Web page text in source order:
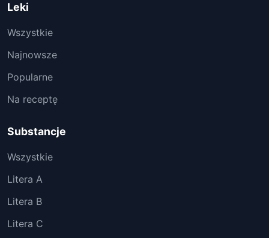
Leki
Wszystkie
Najnowsze
Popularne
Na receptę
Substancje
Wszystkie
Litera A
Litera B
Litera C